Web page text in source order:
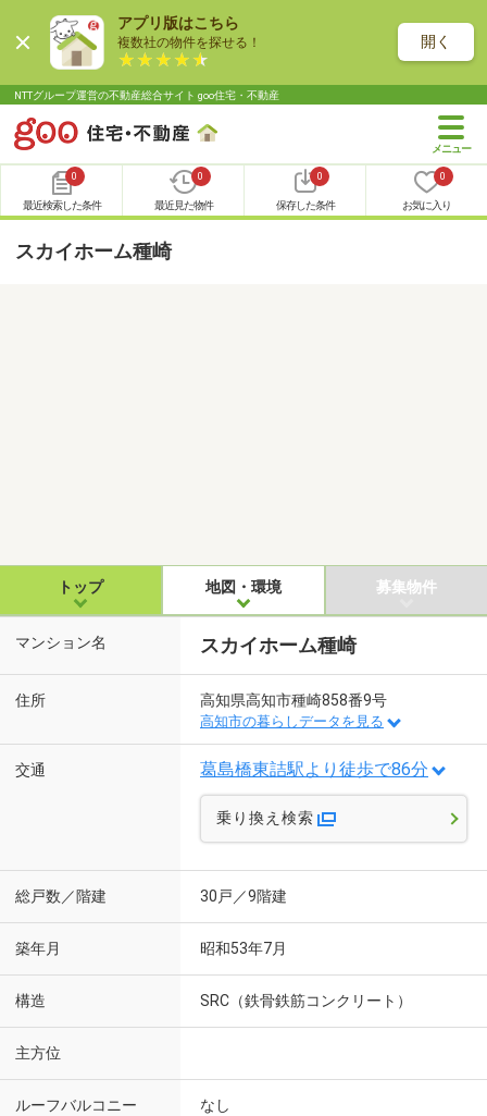
アプリ版はこちら
複数社の物件を探せる！ 開く
NTTグループ運営の不動産総合サイト goo住宅・不動産
0
最近検索した条件
0
最近見た物件
0
保存した条件
0
お気に入り
スカイホーム種崎
トップ 地図・環境 募集物件
マンション名 スカイホーム種崎
住所 高知県高知市種崎858番9号
高知市の暮らしデータを見る
交通 葛島橋東詰駅より徒歩で86分
乗り換え検索
総戸数／階建 30戸／9階建
築年月 昭和53年7月
構造 SRC（鉄骨鉄筋コンクリート）
主方位
ルーフバルコニー なし